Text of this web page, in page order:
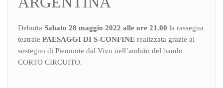
Debutta Sabato 28 maggio 2022 alle ore 21.00 la rassegna
teatrale PAESAGGI DI S-CONFINE realizzata grazie al
sostegno di Piemonte dal Vivo nell’ambito del bando
CORTO CIRCUITO.